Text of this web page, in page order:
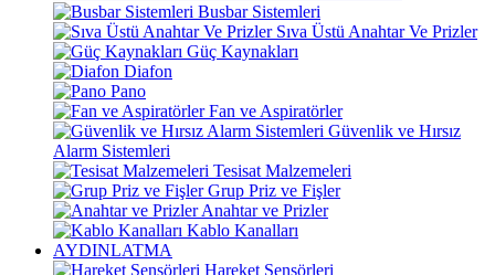
Busbar Sistemleri
Sıva Üstü Anahtar Ve Prizler
Güç Kaynakları
Diafon
Pano
Fan ve Aspiratörler
Güvenlik ve Hırsız
Alarm Sistemleri
Tesisat Malzemeleri
Grup Priz ve Fişler
Anahtar ve Prizler
Kablo Kanalları
AYDINLATMA
Hareket Sensörleri